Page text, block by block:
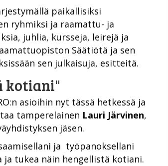
paikallisiksi
ryhmiksi ja raamattu- ja
juhlia, kursseja, leirejä ja
Säätiötä ja sen
sen julkaisuja, esitteitä.
kotiani"
asioihin nyt tässä hetkessä ja
tamperelainen Lauri Järvinen,
jäsen.
ja työpanoksellani
tukea näin hengellistä kotiani.